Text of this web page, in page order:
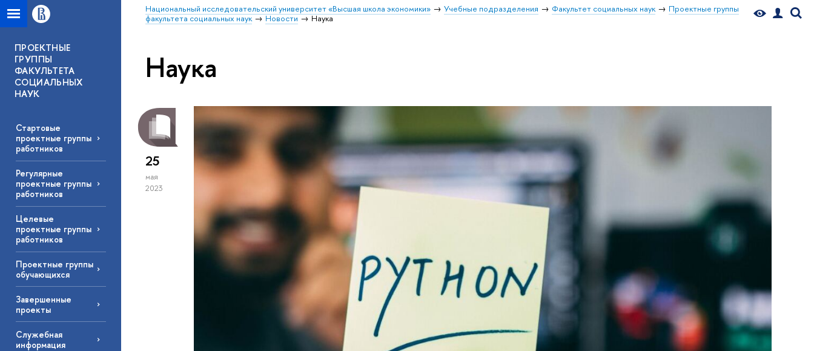
Национальный исследовательский университет «Высшая школа экономики» Учебные подразделения Факультет социальных наук
Проектные группы
факультета социальных наук
Новости Наука
ПРОЕКТНЫЕ
ГРУППЫ
ФАКУЛЬТЕТА
СОЦИАЛЬНЫХ
НАУК
Стартовые
проектные группы
работников
Регулярные
проектные группы
работников
Целевые
проектные группы
работников
Проектные группы
обучающихся
Завершенные
проекты
Служебная
информация
Наука
25
мая
2023